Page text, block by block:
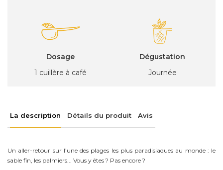
Dosage
1 cuillère à café
Dégustation
Journée
La description Détails du produit Avis
Un aller-retour sur l’une des plages les plus paradisiaques au monde : le
sable fin, les palmiers... Vous y êtes ? Pas encore ?